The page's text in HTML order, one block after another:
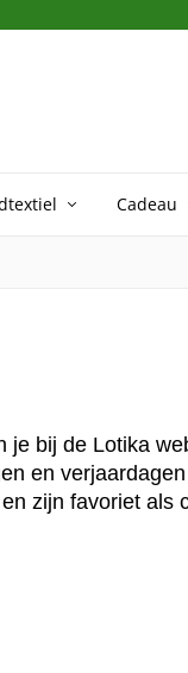
Cadeau
bij de Lotika
en
zijn favoriet als